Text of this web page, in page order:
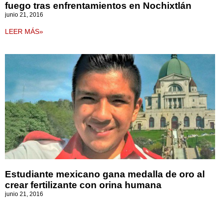
fuego tras enfrentamientos en Nochixtlán
junio 21, 2016
LEER MÁS»
Estudiante mexicano gana medalla de oro al
crear fertilizante con orina humana
junio 21, 2016